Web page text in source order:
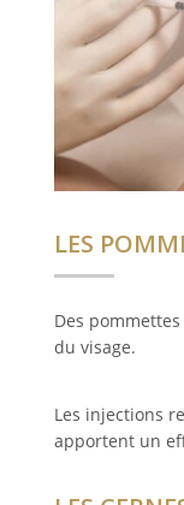
LES
Des
du visage.
Les injections
apportent un